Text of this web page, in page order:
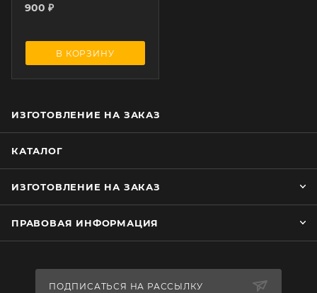
900 ₽
В КОРЗИНУ
ИЗГОТОВЛЕНИЕ НА ЗАКАЗ
КАТАЛОГ
ИЗГОТОВЛЕНИЕ НА ЗАКАЗ
ПРАВОВАЯ ИНФОРМАЦИЯ
ПОДПИСАТЬСЯ НА РАССЫЛКУ